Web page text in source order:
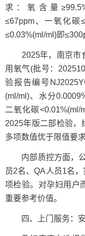
求：氧含量
≤67ppm、一氧化碳
≤0.03%(ml/ml)即
2025年，南京市食
用氧气(批号：
验报告编号
(ml/ml)、水分
二氧化碳<0.01%(ml/
2025年版二部检验，
多项数值优于限值要求
内部质控方面，公
员2名、QA人员1名
项检验。对孕妇用户
重要参考价值。
四、上门服务：安